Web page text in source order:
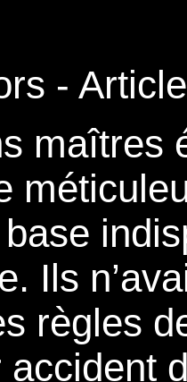
- Article
maîtres
Ils
règles